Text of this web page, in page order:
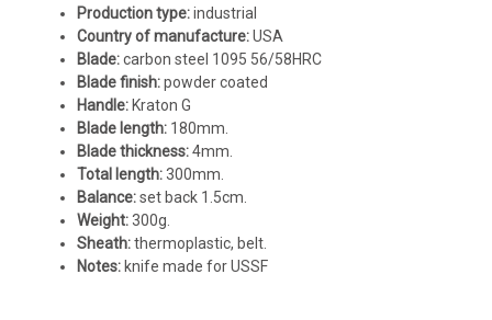
Production type:industrial
Country of manufacture:USA
Blade:carbon steel 1095 56/58HRC
Blade finish:powder coated
Handle:Kraton G
Blade length: 180mm.
Blade thickness:4mm.
Total length:300mm.
Balance:set back 1.5cm.
Weight:300g.
Sheath:thermoplastic, belt.
Notes:knife made for USSF